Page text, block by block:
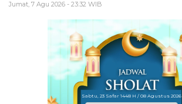
Jumat, 7 Agu 2026 - 23:32 WIB
Sabtu, 23 Safar 1448 H / 08 Agustus 2026